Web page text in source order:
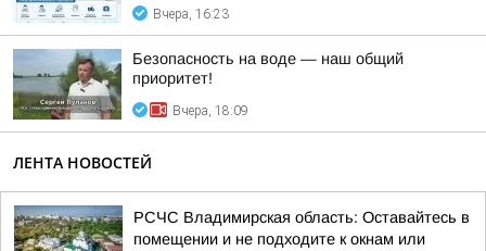
Вчера, 16:23
Безопасность на воде — наш общий
приоритет!
Вчера, 18:09
ЛЕНТА НОВОСТЕЙ
РСЧС Владимирская область: Оставайтесь в
помещении и не подходите к окнам или